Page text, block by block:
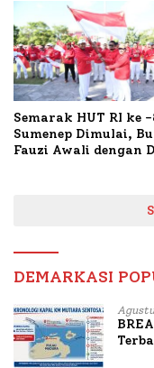
Semarak HUT RI ke -
Sumenep Dimulai,
Fauzi Awali dengan
DEMARKASI